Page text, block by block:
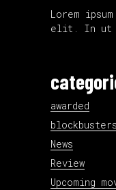
Lorem
elit. In ut
awarded
blockbusters
News
Review
Upcoming